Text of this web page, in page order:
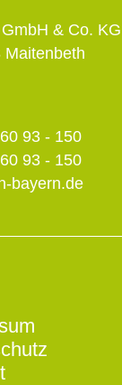
& Co. KG
Maitenbeth
93 - 150
93 - 150
bayern.de